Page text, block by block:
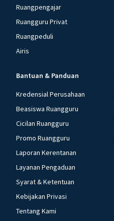
Ruangpengajar
Ruangguru Privat
Ruangpeduli
Airis
Bantuan & Panduan
Kredensial Perusahaan
Beasiswa Ruangguru
Cicilan Ruangguru
Promo Ruangguru
Laporan Kerentanan
Layanan Pengaduan
Syarat & Ketentuan
Kebijakan Privasi
Tentang Kami